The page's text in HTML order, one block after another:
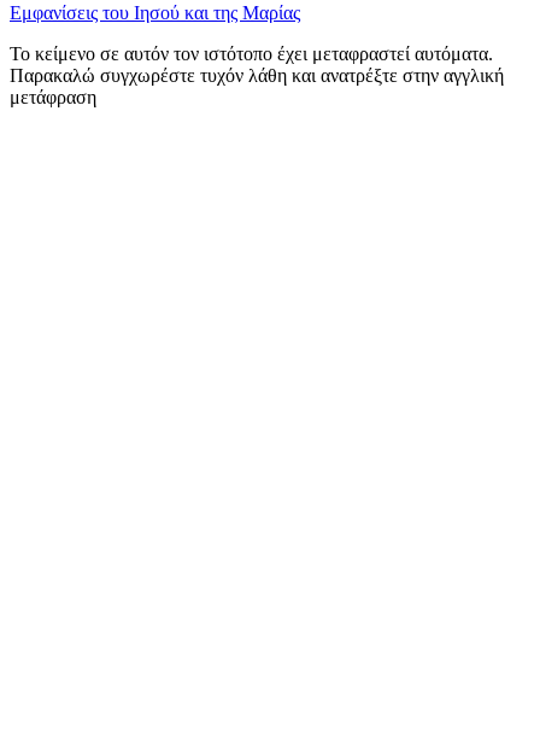
Εμφανίσεις του Ιησού και της Μαρίας
Το κείμενο σε αυτόν τον ιστότοπο έχει μεταφραστεί αυτόματα.
Παρακαλώ συγχωρέστε τυχόν λάθη και ανατρέξτε στην αγγλική
μετάφραση